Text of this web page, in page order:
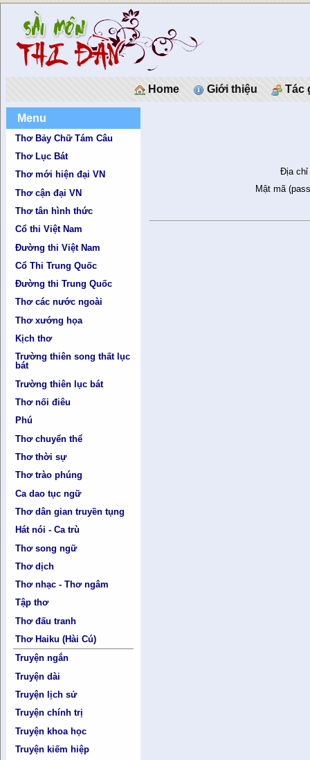
Home Giới thiệu Tác
Menu
Thơ Bảy Chữ Tám Câu
Thơ Lục Bát
Thơ mới hiện đại VN
Thơ cận đại VN
Thơ tân hình thức
Cổ thi Việt Nam
Đường thi Việt Nam
Cổ Thi Trung Quốc
Đường thi Trung Quốc
Thơ các nước ngoài
Thơ xướng họa
Kịch thơ
Trường thiên song thất lục
bát
Trường thiên lục bát
Thơ nối điêu
Phú
Thơ chuyển thể
Thơ thời sự
Thơ trào phúng
Ca dao tục ngữ
Thơ dân gian truyền tụng
Hát nói - Ca trù
Thơ song ngữ
Thơ dịch
Thơ nhạc - Thơ ngâm
Tập thơ
Thơ đấu tranh
Thơ Haiku (Hài Cú)
Truyện ngắn
Truyện dài
Truyện lịch sử
Truyện chính trị
Truyện khoa học
Truyện kiếm hiệp
Địa chỉ
Mật mã